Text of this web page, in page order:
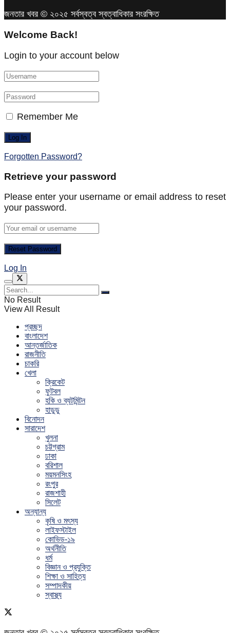
জনতার খবর © ২০২৫ সর্বস্বত্ব স্বত্বাধিকার সংরক্ষিত
Welcome Back!
Login to your account below
Remember Me
Forgotten Password?
Retrieve your password
Please enter your username or email address to reset
your password.
Log In
No Result
View All Result
প্রচ্ছদ
বাংলাদেশ
আন্তর্জাতিক
রাজনীতি
চাকরি
খেলা
ক্রিকেট
ফুটবল
হকি ও ব্যটমিন্টন
হাডুডু
বিনোদন
সারাদেশ
খুলনা
চট্টগ্রাম
ঢাকা
বরিশাল
ময়মনসিংহ
রংপুর
রাজশাহী
সিলেট
অন্যান্য
কৃষি ও মৎস্য
লাইফস্টাইল
কোভিড-১৯
অর্থনীতি
ধর্ম
বিজ্ঞান ও প্রযুক্তি
শিক্ষা ও সাহিত্য
সম্পাদকীয়
স্বাস্থ্য